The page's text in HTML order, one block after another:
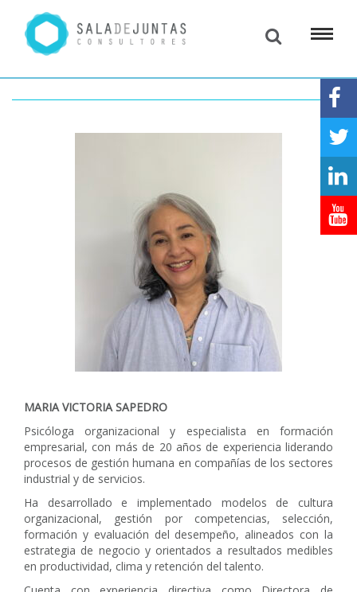
MARIA VICTORIA SAPEDRO
Psicóloga organizacional y especialista en formación
empresarial, con más de 20 años de experiencia liderando
procesos de gestión humana en compañías de los sectores
industrial y de servicios.
Ha desarrollado e implementado modelos de cultura
organizacional, gestión por competencias, selección,
formación y evaluación del desempeño, alineados con la
estrategia de negocio y orientados a resultados medibles
en productividad, clima y retención del talento.